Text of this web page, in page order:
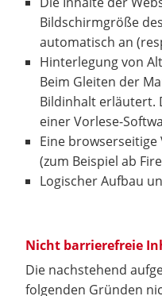
Bildschirmgröße
automatisch an
Hinterlegung von
Beim Gleiten der
Bildinhalt erläutert.
einer Vorlese-
Eine
(zum Beispiel ab
Logischer Aufbau
Nicht barrierefreie
Die nachstehend
folgenden Gründen